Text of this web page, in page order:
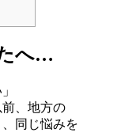
へ…
、地方の
同じ悩みを